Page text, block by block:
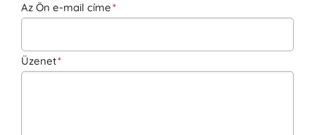
Az Ön e-mail címe
Üzenet